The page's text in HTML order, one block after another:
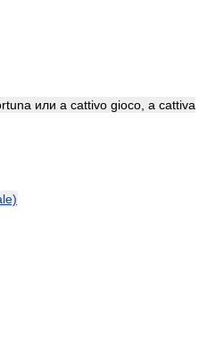
или a cattivo gioco, a cattiva